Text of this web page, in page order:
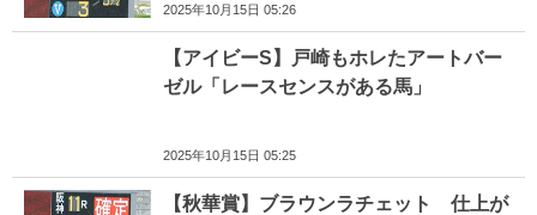
2025年10月15日 05:26
【アイビーS】戸崎もホレたアートバー
ゼル「レースセンスがある馬」
2025年10月15日 05:25
【秋華賞】ブラウンラチェット 仕上が